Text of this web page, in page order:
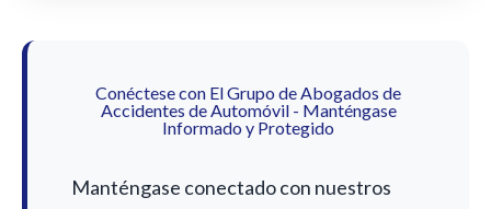
Conéctese con El Grupo de Abogados de
Accidentes de Automóvil - Manténgase
Informado y Protegido
Manténgase conectado con nuestros